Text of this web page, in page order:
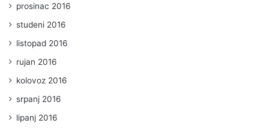
prosinac 2016
studeni 2016
listopad 2016
rujan 2016
kolovoz 2016
srpanj 2016
lipanj 2016